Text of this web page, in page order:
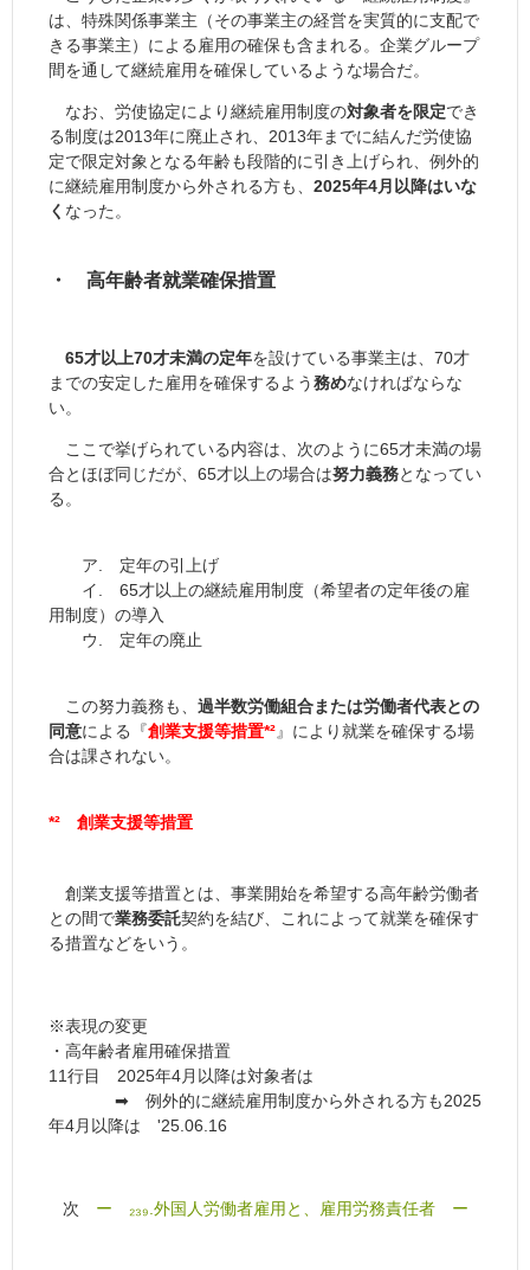
は、特殊関係事業主（その事業主の経営を実質的に支配で
きる事業主）による雇用の確保も含まれる。企業グループ
間を通して継続雇用を確保しているような場合だ。
なお、労使協定により継続雇用制度の対象者を限定でき
る制度は2013年に廃止され、2013年までに結んだ労使協
定で限定対象となる年齢も段階的に引き上げられ、例外的
に継続雇用制度から外される方も、 2025年4月以降はいな
く なった。
・ 高年齢者就業確保措置
65才以上70才未満の定年を設けている事業主は、70才
までの安定した雇用を確保するよう務めなければならな
い。
ここで挙げられている内容は、次のように65才未満の場
合とほぼ同じだが、65才以上の場合は努力義務となってい
る。
ア. 定年の引上げ
イ. 65才以上の継続雇用制度（希望者の定年後の雇
用制度）の導入
ウ. 定年の廃止
この努力義務も、 過半数労働組合または労働者代表との
同意による『創業支援等措置*²』により就業を確保する場
合は課されない。
*² 創業支援等措置
創業支援等措置とは、事業開始を希望する高年齢労働者
との間で業務委託契約を結び、これによって就業を確保す
る措置などをいう。
※表現の変更
・高年齢者雇用確保措置
11行目 2025年4月以降は対象者は
➡ 例外的に継続雇用制度から外される方も2025
年4月以降は '25.06.16
次 ー ₂₃₉.外国人労働者雇用と、雇用労務責任者 ー